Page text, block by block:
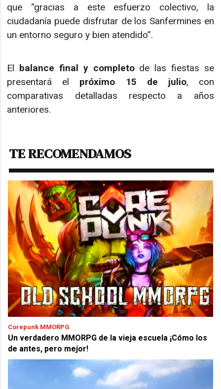
que “gracias a este esfuerzo colectivo, la
ciudadanía puede disfrutar de los Sanfermines en
un entorno seguro y bien atendido”.
El balance final y completode las fiestas se
presentará el próximo 15 de julio, con
comparativas detalladas respecto a años
anteriores.
TE RECOMENDAMOS
Corepunk MMORPG
Un verdadero MMORPG de la vieja escuela ¡Cómo los
de antes, pero mejor!